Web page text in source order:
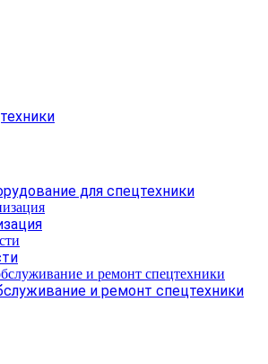
для спецтехники
и ремонт спецтехники